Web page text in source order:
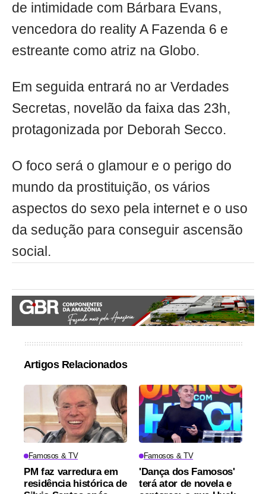
de intimidade com Bárbara Evans,
vencedora do reality A Fazenda 6 e
estreante como atriz na Globo.
Em seguida entrará no ar Verdades
Secretas, novelão da faixa das 23h,
protagonizada por Deborah Secco.
O foco será o glamour e o perigo do
mundo da prostituição, os vários
aspectos do sexo pela internet e o uso
da sedução para conseguir ascensão
social.
Artigos Relacionados
Famosos & TV
PM faz varredura em
residência histórica de
Famosos & TV
'Dança dos Famosos'
terá ator de novela e